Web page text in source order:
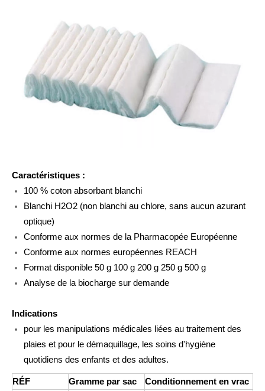
Rouleaux de coton médical absorbant pour fournitures médicales
Rouleau de coton médical chirurgical absorbant 500g
Caractéristiques :
100 % coton absorbant blanchi
Blanchi H2O2 (non blanchi au chlore, sans aucun azurant
optique)
Conforme aux normes de la Pharmacopée Européenne
Conforme aux normes européennes REACH
Format disponible 50 g 100 g 200 g 250 g 500 g
Analyse de la biocharge sur demande
Indications
pour les manipulations médicales liées au traitement des
plaies et pour le démaquillage, les soins d'hygiène
quotidiens des enfants et des adultes.
RÉF Gramme par sac
Conditionnement en vrac